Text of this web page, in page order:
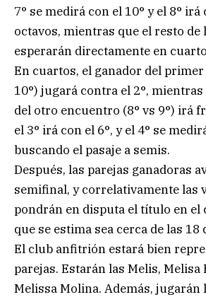
7° se medirá con el 10° y el 8° irá
octavos, mientras que el resto de
esperarán directamente en
En cuartos, el ganador del
10°) jugará contra el 2°,
del otro encuentro (8° vs 9°) irá
el 3° irá con el 6°, y el 4° se
buscando el pasaje a semis.
Después, las parejas ganadoras
semifinal, y correlativamente las
pondrán en disputa el título en
que se estima sea cerca de las 18
El club anfitrión estará bien
parejas. Estarán las Melis,
Melissa Molina. Además, jugarán